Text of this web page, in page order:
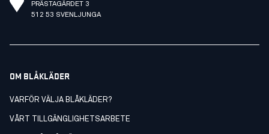
PRÄSTAGÄRDET 3
512 53 SVENLJUNGA
OM BLÅKLÄDER
VARFÖR VÄLJA BLÅKLÄDER?
VÅRT TILLGÄNGLIGHETSARBETE